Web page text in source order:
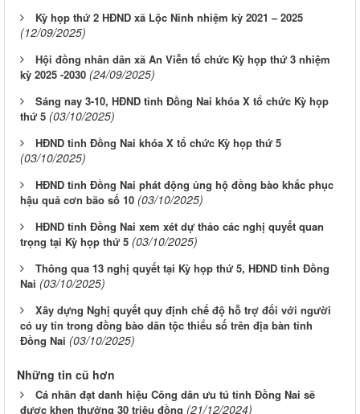
Kỳ họp thứ 2 HĐND xã Lộc Ninh nhiệm kỳ 2021 – 2025
(12/09/2025)
Hội đồng nhân dân xã An Viễn tổ chức Kỳ họp thứ 3 nhiệm
kỳ 2025 -2030 (24/09/2025)
Sáng nay 3-10, HĐND tỉnh Đồng Nai khóa X tổ chức Kỳ họp
thứ 5 (03/10/2025)
HĐND tỉnh Đồng Nai khóa X tổ chức Kỳ họp thứ 5
(03/10/2025)
HĐND tỉnh Đồng Nai phát động ủng hộ đồng bào khắc phục
hậu quả cơn bão số 10 (03/10/2025)
HĐND tỉnh Đồng Nai xem xét dự thảo các nghị quyết quan
trọng tại Kỳ họp thứ 5 (03/10/2025)
Thông qua 13 nghị quyết tại Kỳ họp thứ 5, HĐND tỉnh Đồng
Nai (03/10/2025)
Xây dựng Nghị quyết quy định chế độ hỗ trợ đối với người
có uy tín trong đồng bào dân tộc thiểu số trên địa bàn tỉnh
Đồng Nai (03/10/2025)
Những tin cũ hơn
Cá nhân đạt danh hiệu Công dân ưu tú tỉnh Đồng Nai sẽ
được khen thưởng 30 triệu đồng (21/12/2024)